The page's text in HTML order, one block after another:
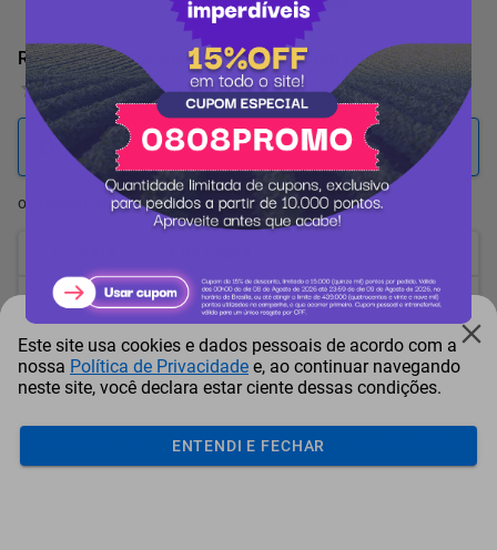
Rabanne Invictus Victory Absolu Parfum Intense 50ml
0 Avaliação
26.566 pontos
ou resgate porpontos + dinheiro
22.582 pontos + R$ 183,26
21.253 pontos + R$ 244,40
Este site usa cookies e dados pessoais de acordo com a
nossa Política de Privacidade e, ao continuar navegando
neste site, você declara estar ciente dessas condições.
ENTENDI E FECHAR